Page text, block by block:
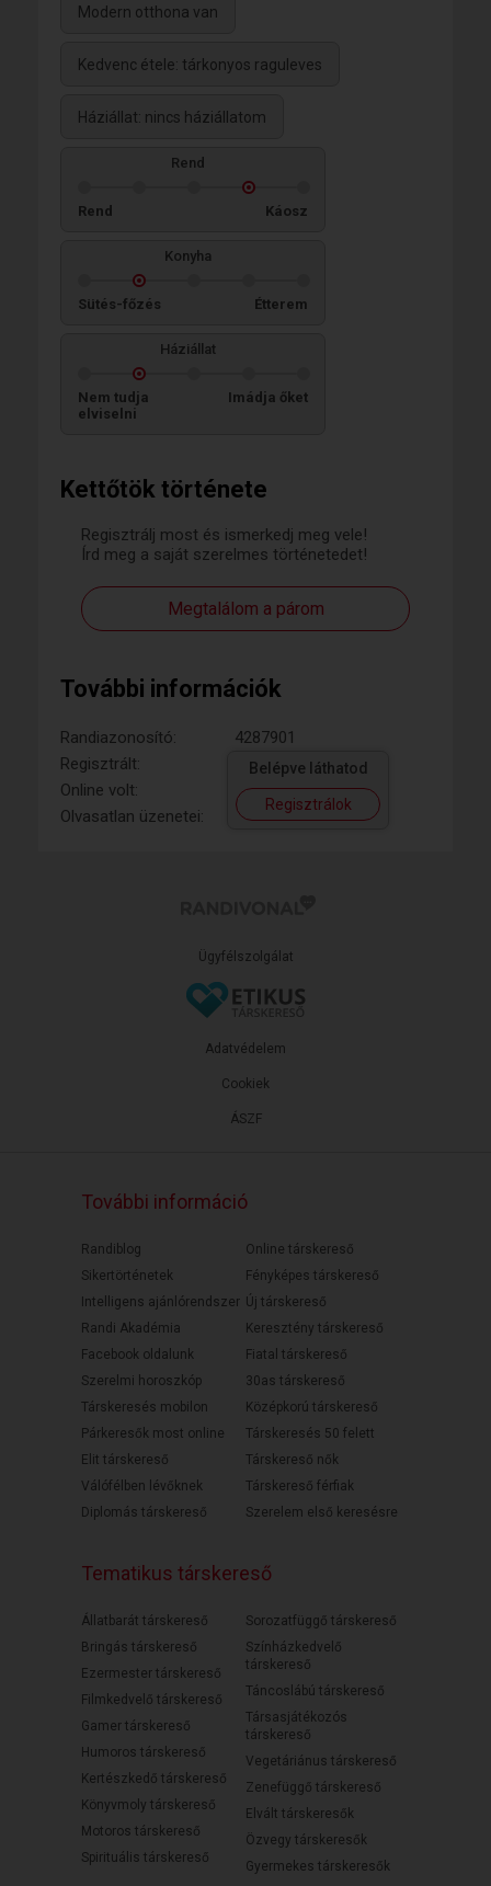
Kettőtök története
Regisztrálj most és ismerkedj meg vele!
Írd meg a saját szerelmes történetedet!
Megtalálom a párom
További információk
Randiazonosító:
4287901
Regisztrált:
Online volt:
Olvasatlan üzenetei:
Belépve láthatod
Regisztrálok
Modern otthona van
Kedvenc étele: tárkonyos raguleves
Háziállat: nincs háziállatom
Rend
Rend Káosz
Konyha
Sütés-főzés Étterem
Háziállat
Nem tudja
elviselni
Imádja őket
Ügyfélszolgálat
ÁSZF
Adatvédelem
Cookiek
További információ
Randiblog
Sikertörténetek
Intelligens ajánlórendszer
Randi Akadémia
Facebook oldalunk
Szerelmi horoszkóp
Társkeresés mobilon
Párkeresők most online
Elit társkereső
Válófélben lévőknek
Diplomás társkereső
Online társkereső
Fényképes társkereső
Új társkereső
Keresztény társkereső
Fiatal társkereső
30as társkereső
Középkorú társkereső
Társkeresés 50 felett
Társkereső nők
Társkereső férfiak
Szerelem első keresésre
Tematikus társkereső
Állatbarát társkereső
Bringás társkereső
Ezermester társkereső
Filmkedvelő társkereső
Gamer társkereső
Humoros társkereső
Kertészkedő társkereső
Könyvmoly társkereső
Motoros társkereső
Spirituális társkereső
Sorozatfüggő társkereső
Színházkedvelő
társkereső
Táncoslábú társkereső
Társasjátékozós
társkereső
Vegetáriánus társkereső
Zenefüggő társkereső
Elvált társkeresők
Özvegy társkeresők
Gyermekes társkeresők